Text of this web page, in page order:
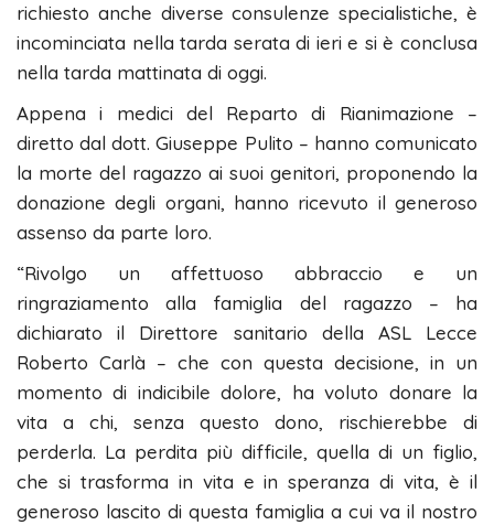
richiesto anche diverse consulenze specialistiche, è
incominciata nella tarda serata di ieri e si è conclusa
nella tarda mattinata di oggi.
Appena i medici del Reparto di Rianimazione –
diretto dal dott. Giuseppe Pulito – hanno comunicato
la morte del ragazzo ai suoi genitori, proponendo la
donazione degli organi, hanno ricevuto il generoso
assenso da parte loro.
“Rivolgo un affettuoso abbraccio e un
ringraziamento alla famiglia del ragazzo – ha
dichiarato il Direttore sanitario della ASL Lecce
Roberto Carlà – che con questa decisione, in un
momento di indicibile dolore, ha voluto donare la
vita a chi, senza questo dono, rischierebbe di
perderla. La perdita più difficile, quella di un figlio,
che si trasforma in vita e in speranza di vita, è il
generoso lascito di questa famiglia a cui va il nostro